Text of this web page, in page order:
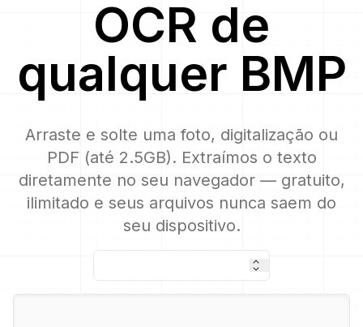
OCR de
qualquer BMP
Arraste e solte uma foto, digitalização ou
PDF (até 2.5GB). Extraímos o texto
diretamente no seu navegador — gratuito,
ilimitado e seus arquivos nunca saem do
seu dispositivo.